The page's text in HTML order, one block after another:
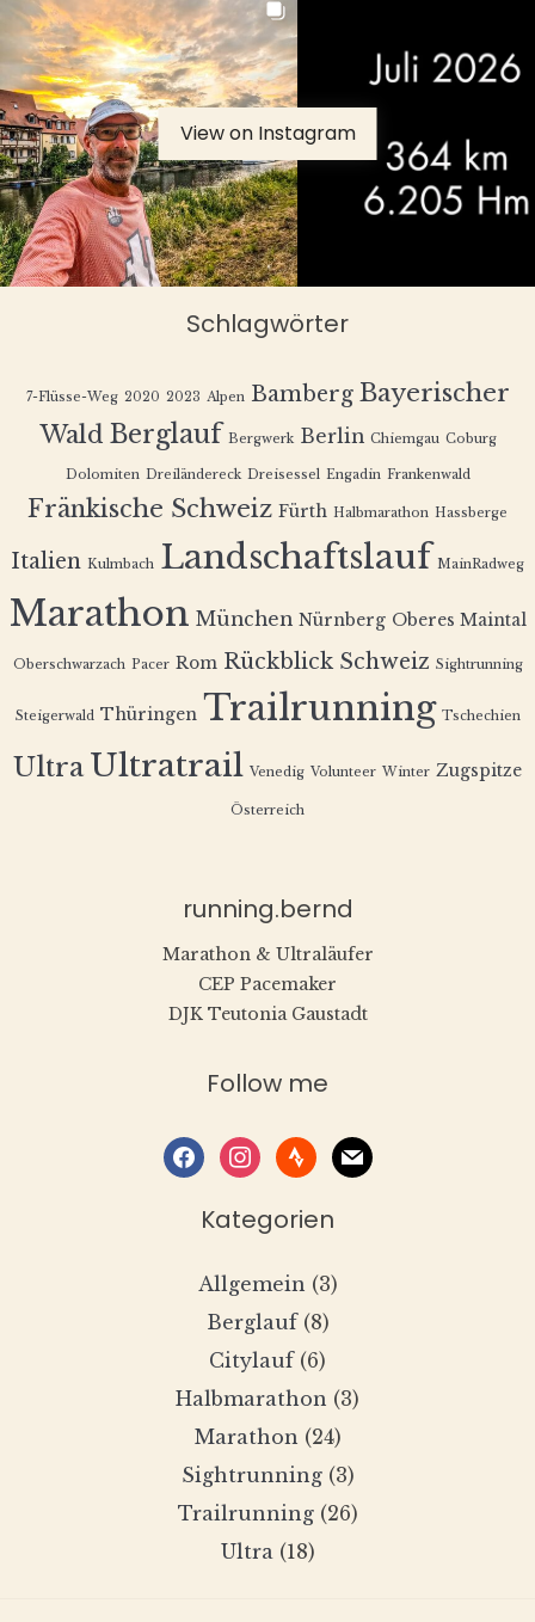
View on Instagram
Schlagwörter
7-Flüsse-Weg 2020 2023 Alpen Bamberg Bayerischer
Wald Berglauf Bergwerk Berlin Chiemgau Coburg
Dolomiten Dreiländereck Dreisessel Engadin Frankenwald
Fränkische Schweiz Fürth Halbmarathon Hassberge
Italien Kulmbach Landschaftslauf MainRadweg
Marathon München Nürnberg Oberes Maintal
Oberschwarzach Pacer Rom Rückblick Schweiz Sightrunning
Steigerwald Thüringen Trailrunning Tschechien
Ultra Ultratrail Venedig Volunteer Winter Zugspitze
Österreich
running.bernd
Marathon & Ultraläufer
CEP Pacemaker
DJK Teutonia Gaustadt
Follow me
facebookinstagram
stravamail
Kategorien
Allgemein (3)
Berglauf(8)
Citylauf(6)
Halbmarathon (3)
Marathon (24)
Sightrunning(3)
Trailrunning(26)
Ultra(18)